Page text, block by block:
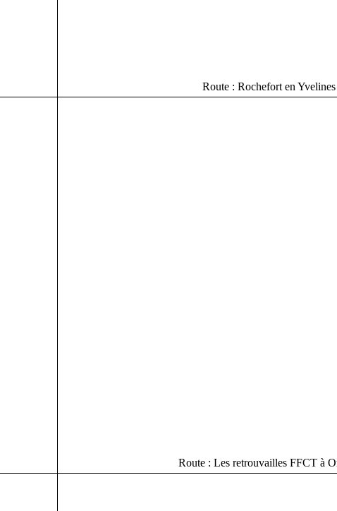
Route : Rochefort en Yvelines
Route : Les retrouvailles FFCT à